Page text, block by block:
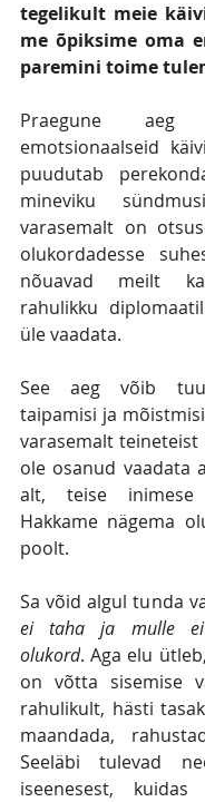
tegelikult meie
me õpiksime oma
paremini toime
Praegune
emotsionaalseid
puudutab
mineviku
varasemalt on
olukordadesse
nõuavad meilt
rahulikku
üle vaadata.
See aeg võib
taipamisi ja
varasemalt
ole osanud vaadata
alt, teise inimese
Hakkame nägema
poolt.
Sa võid algul tunda
ei taha ja mulle ei
olukord. Aga elu
on võtta sisemise
rahulikult, hästi
maandada,
Seeläbi tulevad
iseenesest,